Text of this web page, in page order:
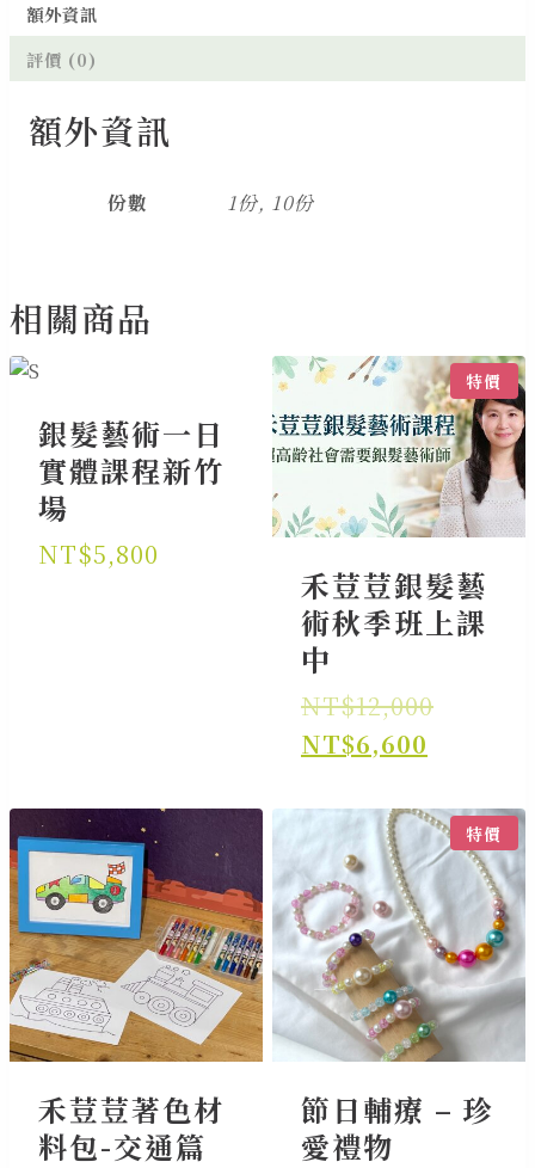
晶
晶
花
額外資訊
評價 (0)
額外資訊
份數 1份, 10份
相關商品
銀髮藝術一日
實體課程新竹
場
NT$5,800
特價
禾荳荳銀髮藝
術秋季班上課
中
NT$12,000原
格：
NT$6,600
價
格：
禾荳荳著色材
料包-交通篇
特價
節日輔療 – 珍
愛禮物